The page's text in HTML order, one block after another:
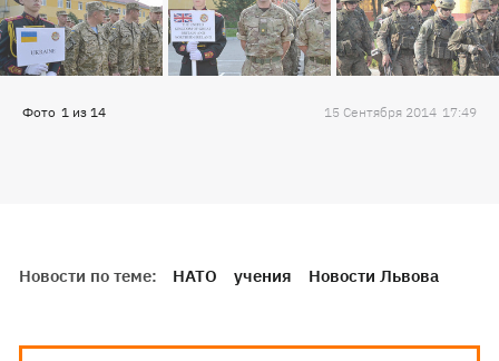
Фото 1 из 14 15 Сентября 2014 17:49
Новости по теме: НАТО учения Новости Львова